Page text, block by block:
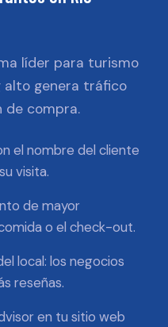
líder para turismo
alto genera tráfico
de compra.
el nombre del cliente
visita.
de mayor
o el check-out.
local: los negocios
reseñas.
en tu sitio web